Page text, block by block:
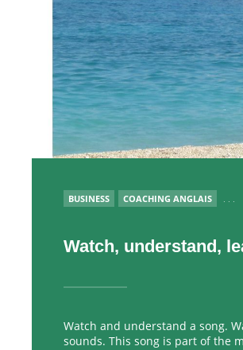
PUBLIÉ
BUSINESS COACHING ANGLAIS
Watch, understand,
Watch and understand a song.
sounds. This song is part of the